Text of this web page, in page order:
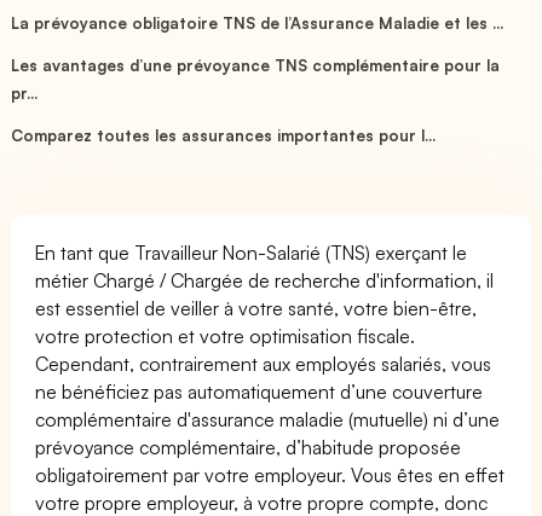
La prévoyance obligatoire TNS de l’Assurance Maladie et les ...
Les avantages d’une prévoyance TNS complémentaire pour la
pr...
Comparez toutes les assurances importantes pour l...
En tant que Travailleur Non-Salarié (TNS) exerçant le
métier Chargé / Chargée de recherche d'information, il
est essentiel de veiller à votre santé, votre bien-être,
votre protection et votre optimisation fiscale.
Cependant, contrairement aux employés salariés, vous
ne bénéficiez pas automatiquement d’une couverture
complémentaire d'assurance maladie (mutuelle) ni d’une
prévoyance complémentaire, d’habitude proposée
obligatoirement par votre employeur. Vous êtes en effet
votre propre employeur, à votre propre compte, donc